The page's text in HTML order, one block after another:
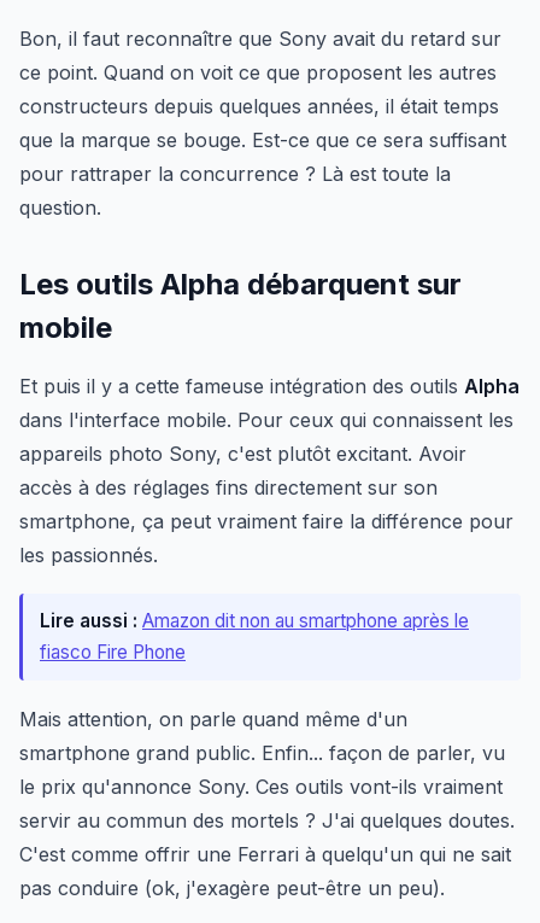
Bon, il faut reconnaître que Sony avait du retard sur
ce point. Quand on voit ce que proposent les autres
constructeurs depuis quelques années, il était temps
que la marque se bouge. Est-ce que ce sera suffisant
pour rattraper la concurrence ? Là est toute la
question.
Les outils Alpha débarquent sur
mobile
Et puis il y a cette fameuse intégration des outils Alpha
dans l'interface mobile. Pour ceux qui connaissent les
appareils photo Sony, c'est plutôt excitant. Avoir
accès à des réglages fins directement sur son
smartphone, ça peut vraiment faire la différence pour
les passionnés.
Lire aussi : Amazon dit non au smartphone après le
fiasco Fire Phone
Mais attention, on parle quand même d'un
smartphone grand public. Enfin... façon de parler, vu
le prix qu'annonce Sony. Ces outils vont-ils vraiment
servir au commun des mortels ? J'ai quelques doutes.
C'est comme offrir une Ferrari à quelqu'un qui ne sait
pas conduire (ok, j'exagère peut-être un peu).